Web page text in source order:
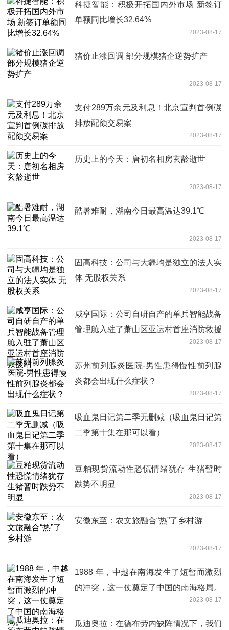
科捷智能：积极开拓国内外市场 新签订
单额同比增长32.64%
2023-08-17
猪价止涨回调 部分规模猪企逆势扩产
2023-08-17
支付289万余元及利息！北京宣判首例碳
排放配额交易案
2023-08-17
历史上的今天：唐初名相房玄龄逝世
2023-08-17
酷暑难耐，湖南今日最高温达39.1℃
2023-08-17
固高科技：公司与大疆均是独立的法人实
体 无股权关系
2023-08-17
咸亨国际：公司自研自产的单兵智能战备
管理舱入驻了萧山区亚运村首座消防救援
2023-08-17
苏州前列腺炎医院-男性患得慢性前列腺
炎都会出现什么症状？
2023-08-17
吸血鬼日记第二季无删减（吸血鬼日记第
二季第十集在那可以看）
2023-08-17
豆粕现货流动性恐慌情绪犹存 生猪暂时
跌势不明显
2023-08-17
安徽东至：农文旅融合“热”了乡村游
2023-08-17
1988 年，中越在南海发生了短暂而激烈
的冲突，这一仗奠定了中国的南海格局。
2023-08-17
瓜迪奥拉：在德布劳内缺阵情况下，我们